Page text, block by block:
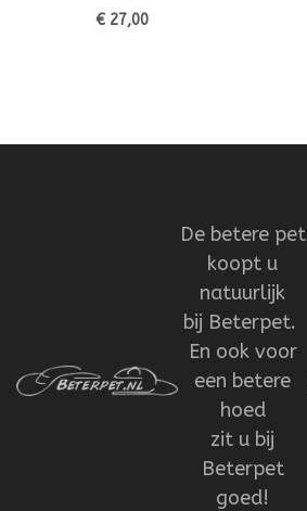
€ 27,00
De betere pet
koopt u
natuurlijk
bij Beterpet.
En ook voor
een betere
hoed
zit u bij
Beterpet
goed!